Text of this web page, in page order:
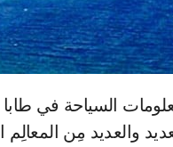
والعديد مِن